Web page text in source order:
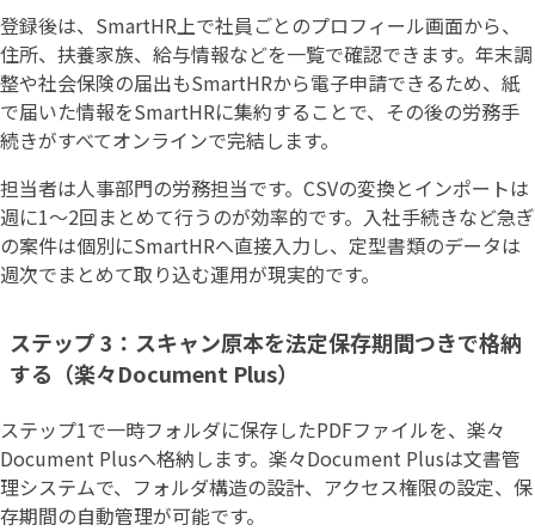
登録後は、SmartHR上で社員ごとのプロフィール画面から、
住所、扶養家族、給与情報などを一覧で確認できます。年末調
整や社会保険の届出もSmartHRから電子申請できるため、紙
で届いた情報をSmartHRに集約することで、その後の労務手
続きがすべてオンラインで完結します。
担当者は人事部門の労務担当です。CSVの変換とインポートは
週に1〜2回まとめて行うのが効率的です。入社手続きなど急ぎ
の案件は個別にSmartHRへ直接入力し、定型書類のデータは
週次でまとめて取り込む運用が現実的です。
ステップ 3：スキャン原本を法定保存期間つきで格納
する（楽々Document Plus）
ステップ1で一時フォルダに保存したPDFファイルを、楽々
Document Plusへ格納します。楽々Document Plusは文書管
理システムで、フォルダ構造の設計、アクセス権限の設定、保
存期間の自動管理が可能です。